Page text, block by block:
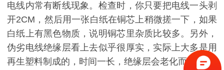
电线内常有断线现象。检查时，你只要把电线一头剥
开2CM，然后用一张白纸在铜芯上稍微搓一下，如果
白纸上有黑色物质，说明铜芯里杂质比较多。另外，
伪劣电线绝缘层看上去似乎很厚实，实际上大多是用
再生塑料制成的，时间一长，绝缘层会老化而漏电。